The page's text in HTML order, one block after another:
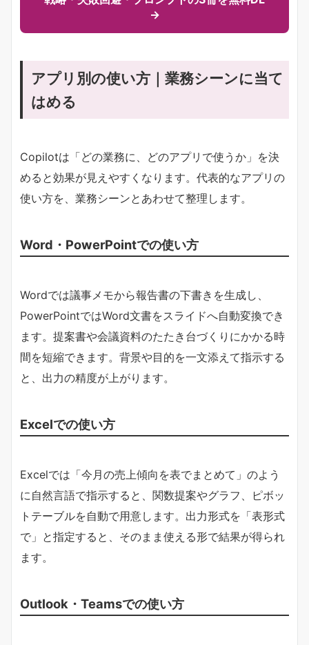
→
アプリ別の使い方｜業務シーンに当て
はめる
Copilotは「どの業務に、どのアプリで使うか」を決
めると効果が見えやすくなります。代表的なアプリの
使い方を、業務シーンとあわせて整理します。
Word・PowerPointでの使い方
Wordでは議事メモから報告書の下書きを生成し、
PowerPointではWord文書をスライドへ自動変換でき
ます。提案書や会議資料のたたき台づくりにかかる時
間を短縮できます。背景や目的を一文添えて指示する
と、出力の精度が上がります。
Excelでの使い方
Excelでは「今月の売上傾向を表でまとめて」のよう
に自然言語で指示すると、関数提案やグラフ、ピボッ
トテーブルを自動で用意します。出力形式を「表形式
で」と指定すると、そのまま使える形で結果が得られ
ます。
Outlook・Teamsでの使い方